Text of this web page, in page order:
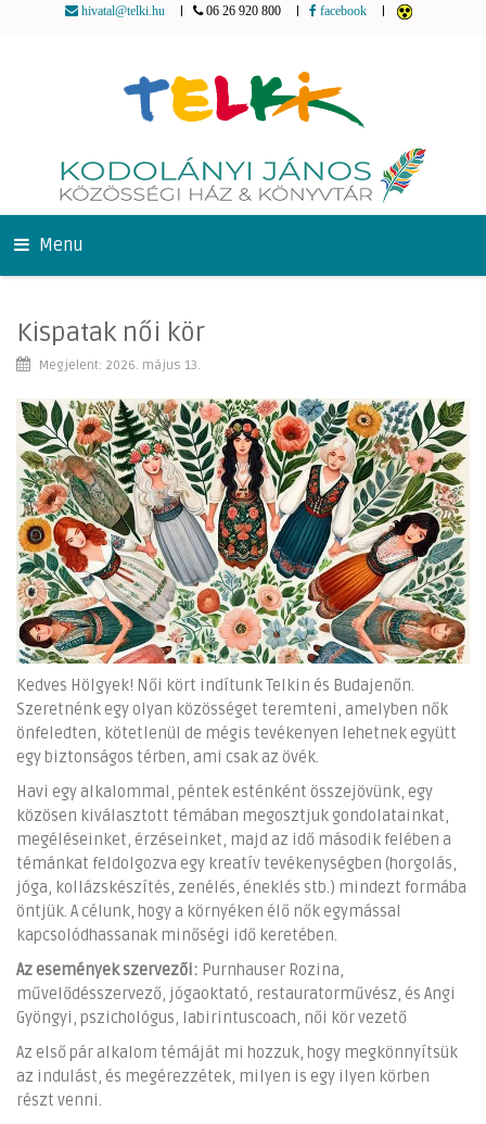
hivatal@telki.hu 06 26 920 800 facebook
Menu
Kispatak női kör
Megjelent: 2026. május 13.
Kedves Hölgyek! Női kört indítunk Telkin és Budajenőn.
Szeretnénk egy olyan közösséget teremteni, amelyben nők
önfeledten, kötetlenül de mégis tevékenyen lehetnek együtt
egy biztonságos térben, ami csak az övék.
Havi egy alkalommal, péntek esténként összejövünk, egy
közösen kiválasztott témában megosztjuk gondolatainkat,
megéléseinket, érzéseinket, majd az idő második felében a
témánkat feldolgozva egy kreatív tevékenységben (horgolás,
jóga, kollázskészítés, zenélés, éneklés stb.) mindezt formába
öntjük. A célunk, hogy a környéken élő nők egymással
kapcsolódhassanak minőségi idő keretében.
Az események szervezői: Purnhauser Rozina,
művelődésszervező, jógaoktató, restauratorművész, és Angi
Gyöngyi, pszichológus, labirintuscoach, női kör vezető
Az első pár alkalom témáját mi hozzuk, hogy megkönnyítsük
az indulást, és megérezzétek, milyen is egy ilyen körben
részt venni.